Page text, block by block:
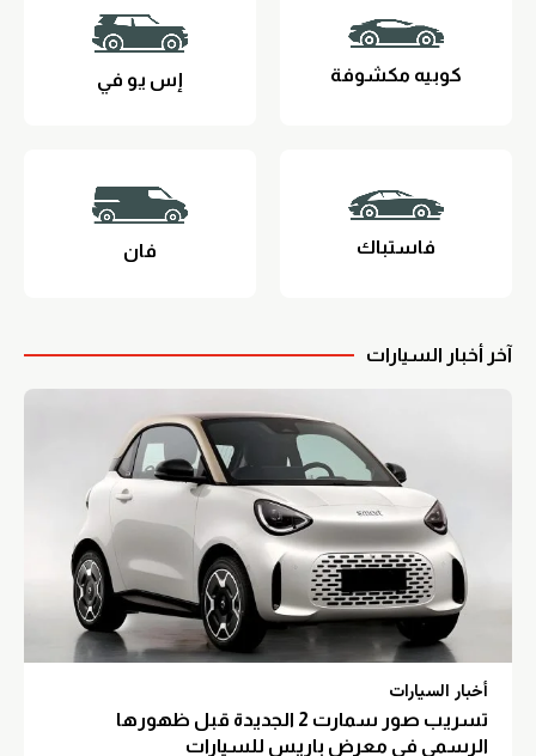
كوبيه مكشوفة إس يو في
فاستباك فان
آخر أخبار السيارات
أخبار السيارات
تسريب صور سمارت 2 الجديدة قبل ظهورها
الرسمي في معرض باريس للسيارات